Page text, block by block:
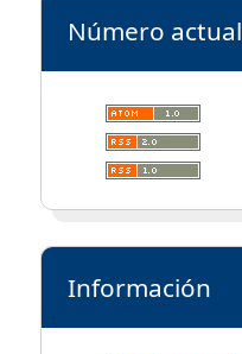
Número actual
Información